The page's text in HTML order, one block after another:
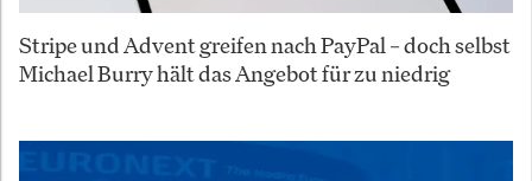
Stripe und Advent greifen nach PayPal – doch selbst
Michael Burry hält das Angebot für zu niedrig